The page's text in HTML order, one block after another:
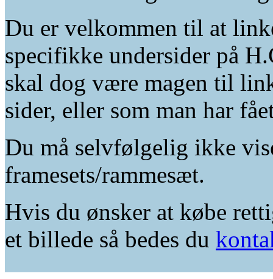
Du er velkommen til at
specifikke undersider på
skal dog være magen til
sider, eller som man har
Du må selvfølgelig ikke
framesets/rammesæt.
Hvis du ønsker at købe
et billede så bedes du